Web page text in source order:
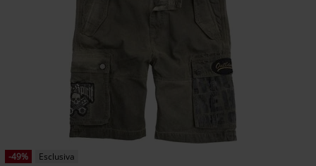
-49%
Esclusiva